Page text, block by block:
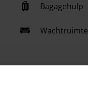
Bagagehulp
Wachtruimte